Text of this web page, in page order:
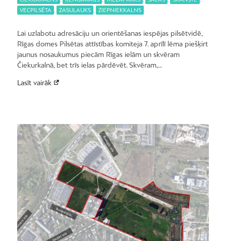
VECPILSĒTA
ZASULAUKS ZIEPNIEKKALNS
Lai uzlabotu adresāciju un orientēšanas iespējas pilsētvidē,
Rīgas domes Pilsētas attīstības komiteja 7. aprīlī lēma piešķirt
jaunus nosaukumus piecām Rīgas ielām un skvēram
Čiekurkalnā, bet trīs ielas pārdēvēt. Skvēram,…
Lasīt vairāk